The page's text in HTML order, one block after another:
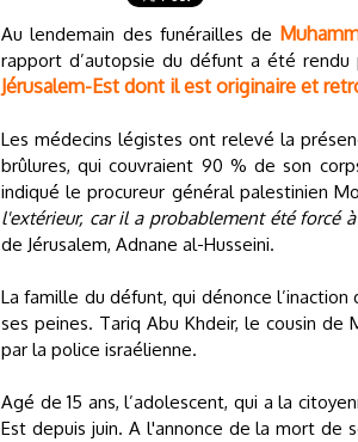
Au lendemain des funérailles de
rapport d’autopsie du défunt a été
Jérusalem-Est dont il est originaire et
Les médecins légistes ont relevé la
brûlures, qui couvraient 90 % de son
indiqué le procureur général palestinien
l'extérieur, car il a probablement été forcé
de Jérusalem, Adnane al-Husseini.
La famille du défunt, qui dénonce
ses peines. Tariq Abu Khdeir, le cousin
par la police israélienne.
Agé de 15 ans, l’adolescent, qui a la
Est depuis juin. A l'annonce de la mort de